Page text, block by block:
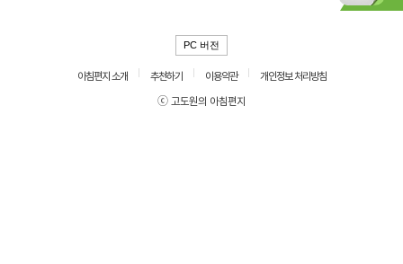
PC 버전
아침편지 소개 추천하기 이용약관
개인정보 처리방침
ⓒ 고도원의 아침편지